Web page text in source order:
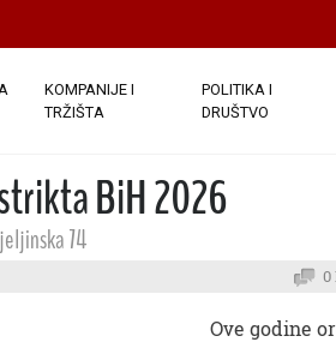
KOMPANIJE I
TRŽIŠTA
POLITIKA I
DRUŠTVO
BiH 2026
74
0
Ove godine